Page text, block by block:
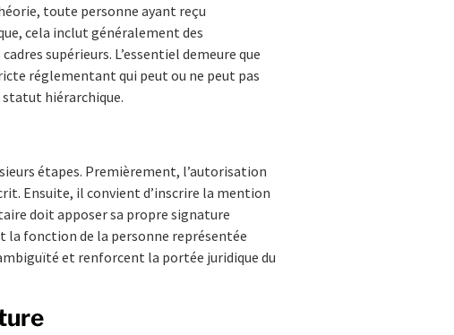
toute personne ayant reçu
cela inclut généralement des
supérieurs. L’essentiel demeure que
réglementant qui peut ou ne peut pas
hiérarchique.
étapes. Premièrement, l’autorisation
Ensuite, il convient d’inscrire la mention
doit apposer sa propre signature
la fonction de la personne représentée
et renforcent la portée juridique du